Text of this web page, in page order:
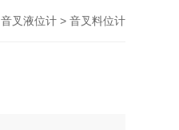
音叉液位计> 音叉料位计